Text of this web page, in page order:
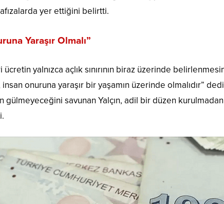
yer ettiğini belirtti.
Yaraşır Olmalı”
ücretin yalnızca açlık sınırının biraz üzerinde
onuruna yaraşır bir yaşamın üzerinde olmalıdır”
gülmeyeceğini savunan Yalçın, adil bir düzen